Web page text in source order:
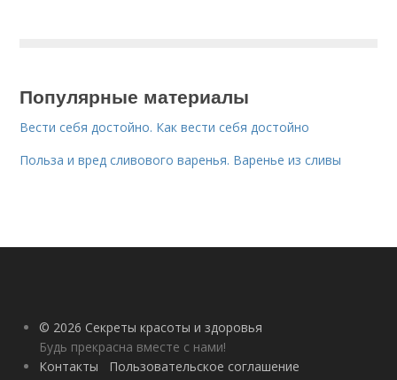
Популярные материалы
Вести себя достойно. Как вести себя достойно
Польза и вред сливового варенья. Варенье из сливы
© 2026 Секреты красоты и здоровья
Будь прекрасна вместе с нами!
Контакты
Пользовательское соглашение